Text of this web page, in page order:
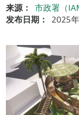
来源：
市政署（
发布日期：
2025